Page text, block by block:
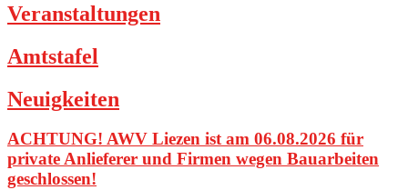
Veranstaltungen
Amtstafel
Neuigkeiten
ACHTUNG! AWV Liezen ist am 06.08.2026 für
private Anlieferer und Firmen wegen Bauarbeiten
geschlossen!